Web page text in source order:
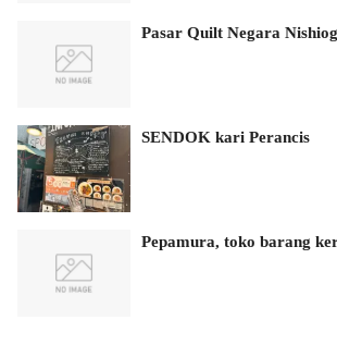
Pasar Quilt Negara
SENDOK kari Perancis
Pepamura, toko barang